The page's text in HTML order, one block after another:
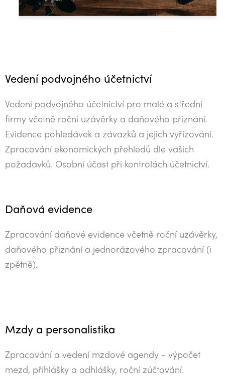
Vedení podvojného účetnictví
Vedení podvojného účetnictví pro malé a střední
firmy včetně roční uzávěrky a daňového přiznání.
Evidence pohledávek a závazků a jejich vyřizování.
Zpracování ekonomických přehledů dle vašich
požadavků. Osobní účast při kontrolách účetnictví.
Daňová evidence
Zpracování daňové evidence včetně roční uzávěrky,
daňového přiznání a jednorázového zpracování (i
zpětně).
Mzdy a personalistika
Zpracování a vedení mzdové agendy - výpočet
mezd, přihlášky a odhlášky, roční zúčtování.